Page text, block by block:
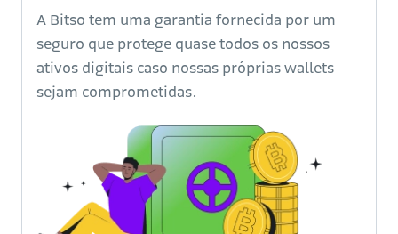
A Bitso tem uma garantia fornecida por um
seguro que protege quase todos os nossos
ativos digitais caso nossas próprias wallets
sejam comprometidas.